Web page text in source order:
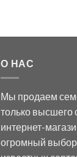
О НАС
Мы продаем
только высшего
интернет-
огромный